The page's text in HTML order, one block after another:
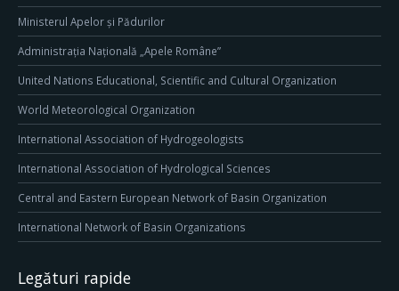
Ministerul Apelor și Pădurilor
Administrația Națională „Apele Române”
United Nations Educational, Scientific and Cultural Organization
World Meteorological Organization
International Association of Hydrogeologists
International Association of Hydrological Sciences
Central and Eastern European Network of Basin Organization
International Network of Basin Organizations
Legături rapide